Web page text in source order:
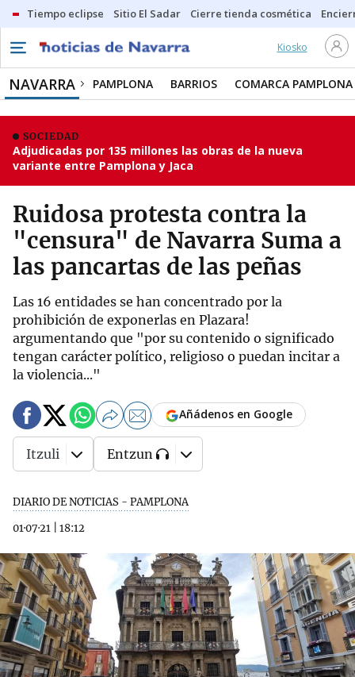
Tiempo eclipse Sitio El Sadar Cierre tienda cosmética
Kiosko
NAVARRA PAMPLONA BARRIOS COMARCA PAMPLONA
SOCIEDAD
Adjudicadas por 135 millones las obras de la nueva
variante entre Pamplona y Jaca
Ruidosa protesta contra la
"censura" de Navarra Suma a
las pancartas de las peñas
Las 16 entidades se han concentrado por la
prohibición de exponerlas en Plazara!
argumentando que "por su contenido o significado
tengan carácter político, religioso o puedan incitar a
la violencia..."
DIARIO DE NOTICIAS - PAMPLONA
01·07·21
18:12
Añádenos en Google
Itzuli Entzun